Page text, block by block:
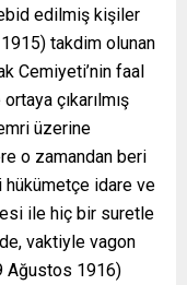
edilmiş kişiler
takdim olunan
Cemiyeti’nin faal
çıkarılmış
üzerine
o zamandan beri
idare ve
ile hiç bir suretle
vaktiyle vagon
Ağustos 1916)